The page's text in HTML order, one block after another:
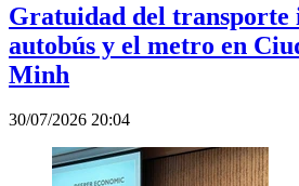
Gratuidad del transporte
autobús y el metro en
Minh
30/07/2026 20:04